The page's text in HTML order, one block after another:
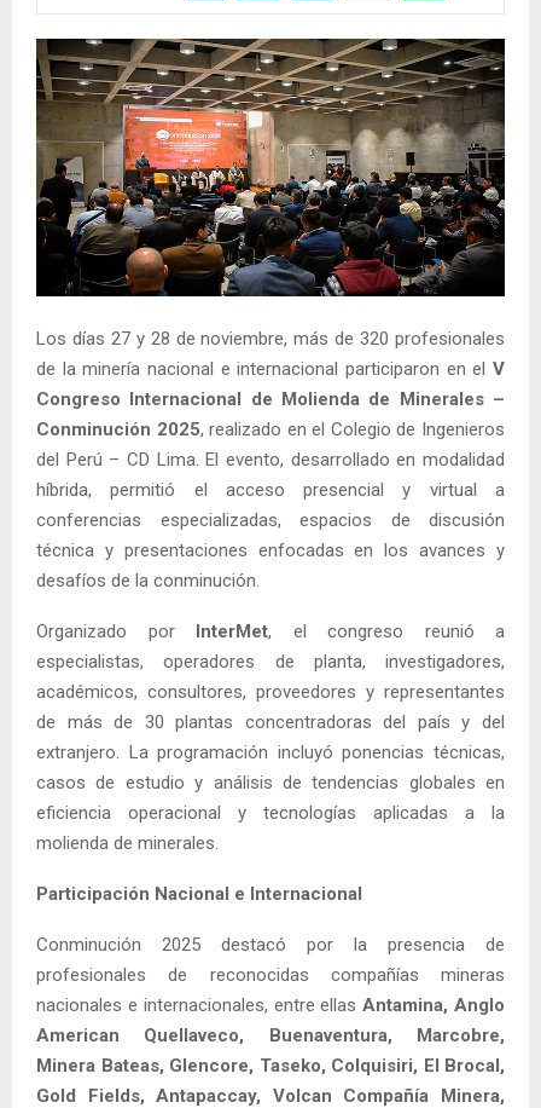
Los días 27 y 28 de noviembre, más de 320 profesionales
de la minería nacional e internacional participaron en el V
Congreso Internacional de Molienda de Minerales –
Conminución 2025, realizado en el Colegio de Ingenieros
del Perú – CD Lima. El evento, desarrollado en modalidad
híbrida, permitió el acceso presencial y virtual a
conferencias especializadas, espacios de discusión
técnica y presentaciones enfocadas en los avances y
desafíos de la conminución.
Organizado por InterMet, el congreso reunió a
especialistas, operadores de planta, investigadores,
académicos, consultores, proveedores y representantes
de más de 30 plantas concentradoras del país y del
extranjero. La programación incluyó ponencias técnicas,
casos de estudio y análisis de tendencias globales en
eficiencia operacional y tecnologías aplicadas a la
molienda de minerales.
Participación Nacional e Internacional
Conminución 2025 destacó por la presencia de
profesionales de reconocidas compañías mineras
nacionales e internacionales, entre ellasAntamina, Anglo
American Quellaveco, Buenaventura, Marcobre,
Minera Bateas, Glencore, Taseko, Colquisiri, El Brocal,
Gold Fields, Antapaccay, Volcan Compañía Minera,